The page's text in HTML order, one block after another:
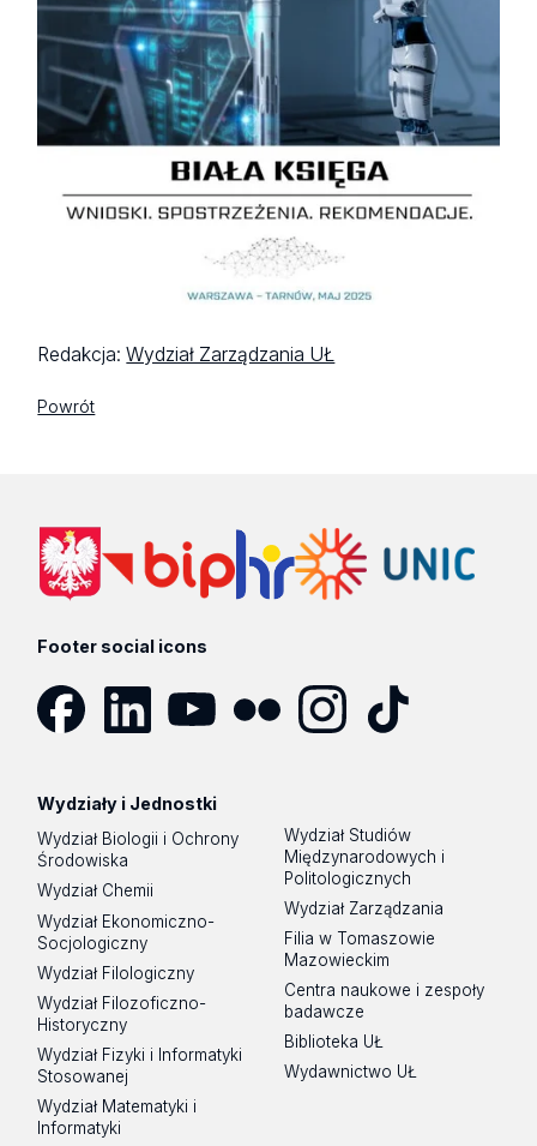
Redakcja:Wydział Zarządzania UŁ
Powrót
Footer social icons
Wydziały i Jednostki
Wydział Biologii i Ochrony
Środowiska
Wydział Chemii
Wydział Ekonomiczno-
Socjologiczny
Wydział Filologiczny
Wydział Filozoficzno-
Historyczny
Wydział Fizyki i Informatyki
Stosowanej
Wydział Matematyki i
Informatyki
Wydział Studiów
Międzynarodowych i
Politologicznych
Wydział Zarządzania
Filia w Tomaszowie
Mazowieckim
Centra naukowe i zespoły
badawcze
Biblioteka UŁ
Wydawnictwo UŁ